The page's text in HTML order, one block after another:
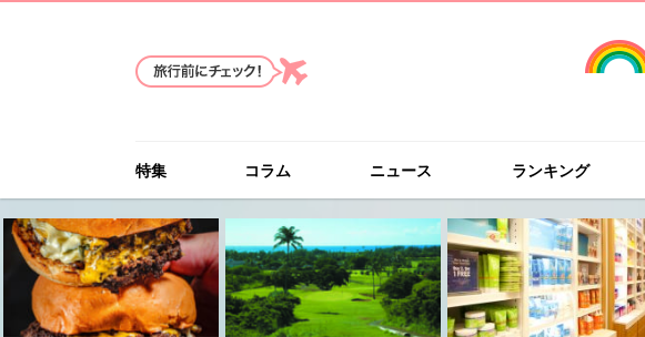
特集 コラム ニュース ランキング